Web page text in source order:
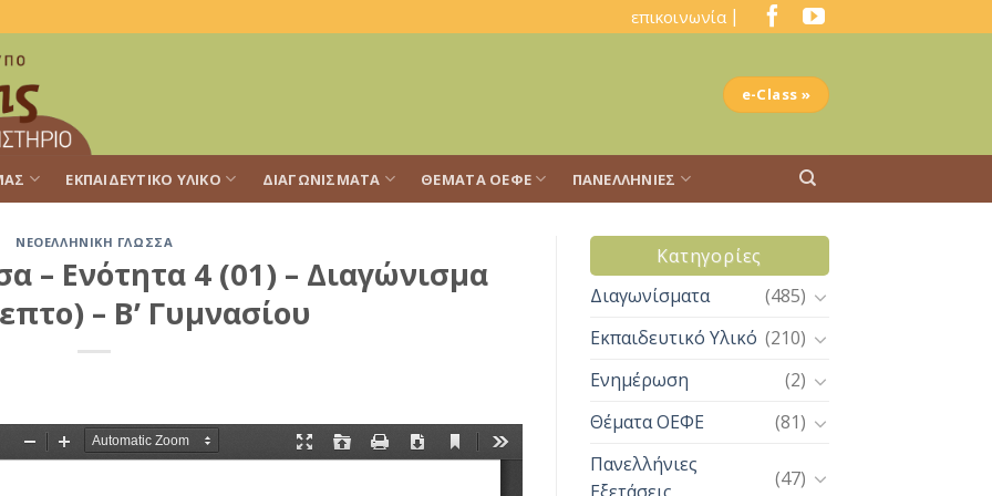
επικοινωνία |
e-Class »
ΕΚΠΑΙΔΕΥΤΙΚΌ ΥΛΙΚΌ ΔΙΑΓΩΝΊΣΜΑΤΑ ΘΈΜΑΤΑ ΟΕΦΕ ΠΑΝΕΛΛΉΝΙΕΣ
ΝΕΟΕΛΛΗΝΙΚΉ ΓΛΏΣΣΑ
– Ενότητα 4 (01) – Διαγώνισμα
– Β’ Γυμνασίου
Kατηγορίες
Διαγωνίσματα
(485)
Εκπαιδευτικό Υλικό (210)
Ενημέρωση
(2)
Θέματα ΟΕΦΕ
(81)
Πανελλήνιες
(47)